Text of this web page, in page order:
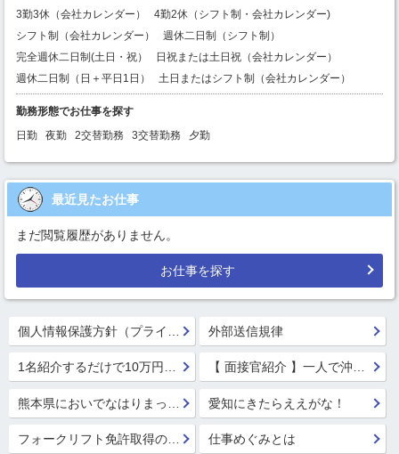
3勤3休（会社カレンダー）
4勤2休（シフト制・会社カレンダー)
シフト制（会社カレンダー）
週休二日制（シフト制）
完全週休二日制(土日・祝）
日祝または土日祝（会社カレンダー）
週休二日制（日＋平日1日）
土日またはシフト制（会社カレンダー）
勤務形態でお仕事を探す
日勤
夜勤 2交替勤務 3交替勤務 夕勤
最近見たお仕事
まだ閲覧履歴がありません。
お仕事を探す
外部送信規律
1名紹介するだけで10万円GET!!★ 【 面接官紹介 】一人で沖縄行っちゃう系面接官 鈴木 楓
愛知にきたらええがな！
仕事めぐみとは